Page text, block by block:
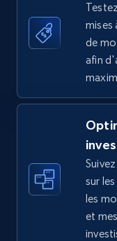
TikTok Shop -
by keywords
URL, Title,
price, Final
TikTok Shop -
URL, Title,
price, Final
mises
de
afin
sur
les
et